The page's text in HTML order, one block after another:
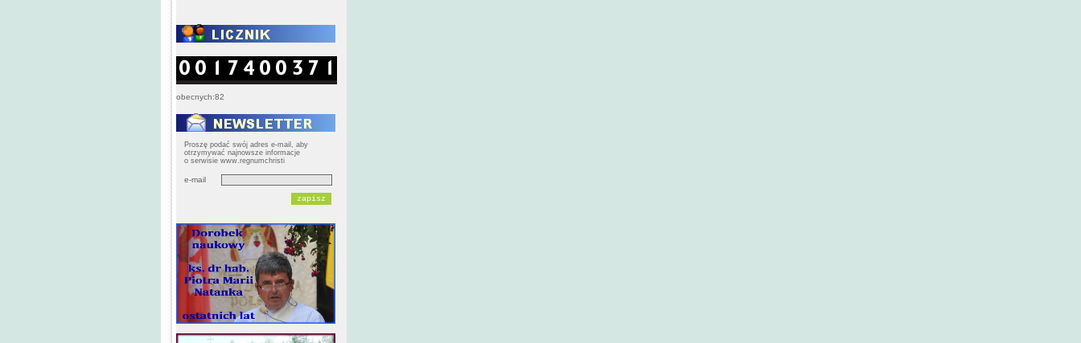
obecnych:82
Proszę podać swój adres e-mail, aby
otrzymywać najnowsze informacje
o serwisie www.regnumchristi
e-mail